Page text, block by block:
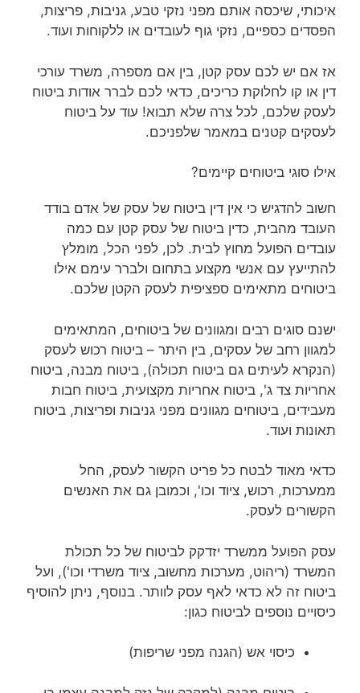
איכותי, שיכסה אותם מפני נזקי טבע, גניבות, פריצות,
הפסדים כספיים, נזקי גוף לעובדים או ללקוחות ועוד.
אז אם יש לכם עסק קטן, בין אם מספרה, משרד עורכי
דין או קו לחלוקת כריכים, כדאי לכם לברר אודות ביטוח
לעסק שלכם, לכל צרה שלא תבוא! עוד על ביטוח
לעסקים קטנים במאמר שלפניכם.
אילו סוגי ביטוחים קיימים?
חשוב להדגיש כי אין דין ביטוח של עסק של אדם בודד
העובד מהבית, כדין ביטוח של עסק קטן עם כמה
עובדים הפועל מחוץ לבית. לכן, לפני הכל, מומלץ
להתייעץ עם אנשי מקצוע בתחום ולברר עימם אילו
ביטוחים מתאימים ספציפית לעסק הקטן שלכם.
ישנם סוגים רבים ומגוונים של ביטוחים, המתאימים
למגוון רחב של עסקים, בין היתר – ביטוח רכוש לעסק
(הנקרא לעיתים גם ביטוח תכולה), ביטוח מבנה, ביטוח
אחריות צד ג', ביטוח אחריות מקצועית, ביטוח חבות
מעבידים, ביטוחים מגוונים מפני גניבות ופריצות, ביטוח
תאונות ועוד.
כדאי מאוד לבטח כל פריט הקשור לעסק, החל
ממערכות, רכוש, ציוד וכו', וכמובן גם את האנשים
הקשורים לעסק.
עסק הפועל ממשרד יזדקק לביטוח של כל תכולת
המשרד (ריהוט, מערכות מחשוב, ציוד משרדי וכו'), ועל
ביטוח זה לא כדאי לאף עסק לוותר. בנוסף, ניתן להוסיף
כיסויים נוספים לביטוח כגון:
כיסוי אש (הגנה מפני שריפות)